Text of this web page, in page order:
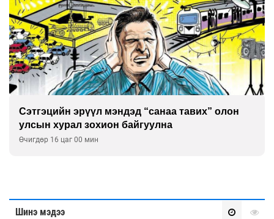
Сэтгэцийн эрүүл мэндэд “санаа тавих” олон
улсын хурал зохион байгуулна
Өчигдөр 16 цаг 00 мин
Шинэ мэдээ